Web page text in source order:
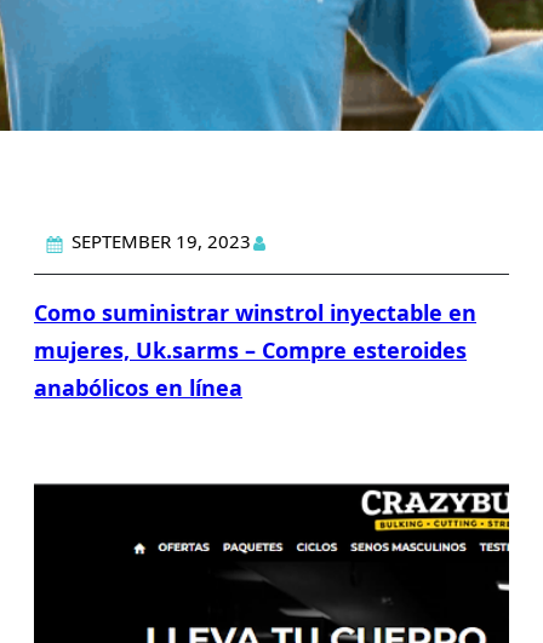
SEPTEMBER 19, 2023
Como suministrar winstrol inyectable en
mujeres, Uk.sarms – Compre esteroides
anabólicos en línea